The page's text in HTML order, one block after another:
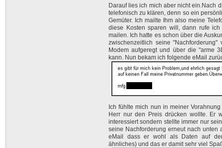
Darauf lies ich mich aber nicht ein.Nach
telefonisch zu klären, denn so ein
Gemüter. Ich mailte Ihm also meine
diese Kosten sparen will, dann rufe
mailen. Ich hatte es schon über die
zwischenzeitlich seine
Modem aufgeregt und über die "arme
kann. Nun bekam ich folgende eMail
Ich fühlte mich nun in meiner
Herr nur den Preis drücken wollte. Er
interessiert sondern stellte immer nur
seine Nachforderung erneut nach
eMail dass er wohl als Daten auf der
ähnliches) und das er damit sehr viel